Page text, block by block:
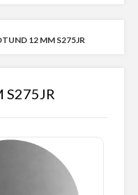
12 MM S275JR
S275JR